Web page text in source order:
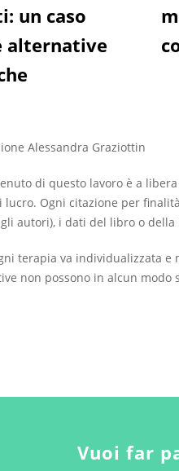
un caso
alternative
Alessandra Graziottin
di questo lavoro è a
lucro. Ogni citazione per
autori), i dati del libro o
terapia va individualizzata
non possono in alcun
Vuoi far